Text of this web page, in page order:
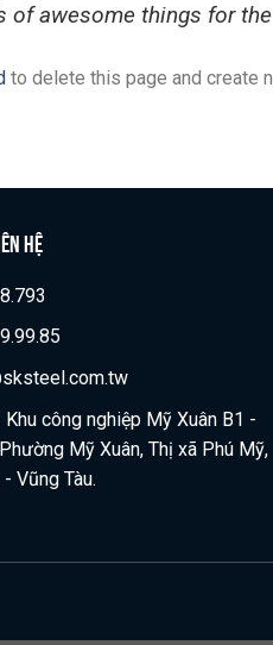
awesome things for
to delete this page and create
HỆ
công nghiệp Mỹ Xuân B1 -
Mỹ Xuân, Thị xã Phú Mỹ,
Vũng Tàu.